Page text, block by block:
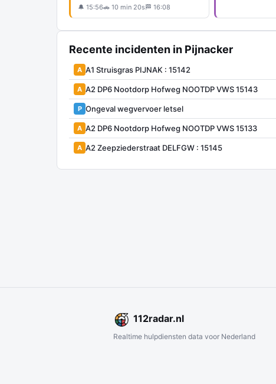
🔔 15:56🚗 10 min 20s 🏁 16:08
Recente incidenten in Pijnacker
A A1 Struisgras PIJNAK : 15142
A A2 DP6 Nootdorp Hofweg NOOTDP VWS 15143
P Ongeval wegvervoer letsel
A A2 DP6 Nootdorp Hofweg NOOTDP VWS 15133
A A2 Zeepziederstraat DELFGW : 15145
112radar.nl
Realtime hulpdiensten data voor Nederland